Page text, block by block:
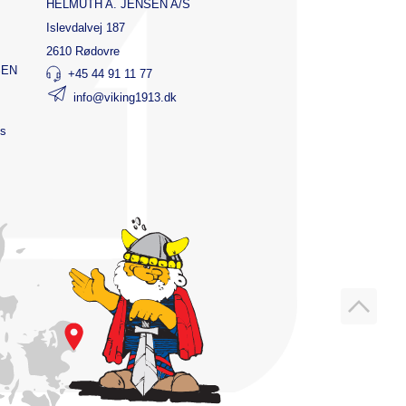
HELMUTH A. JENSEN A/S
Islevdalvej 187
2610 Rødovre
+45 44 91 11 77
info@viking1913.dk